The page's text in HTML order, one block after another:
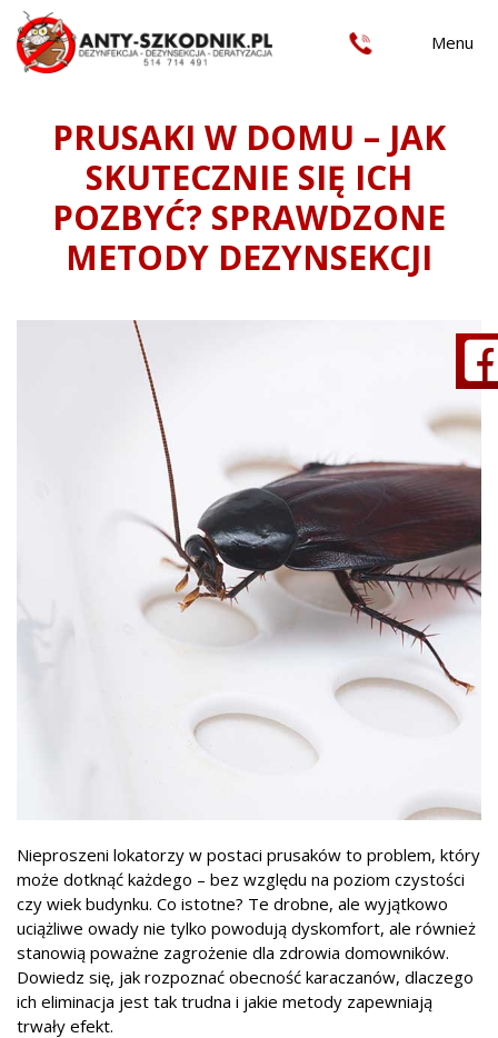
Menu
PRUSAKI W DOMU – JAK
SKUTECZNIE SIĘ ICH
POZBYĆ? SPRAWDZONE
METODY DEZYNSEKCJI
Nieproszeni lokatorzy w postaci prusaków to problem, który
może dotknąć każdego – bez względu na poziom czystości
czy wiek budynku. Co istotne? Te drobne, ale wyjątkowo
uciążliwe owady nie tylko powodują dyskomfort, ale również
stanowią poważne zagrożenie dla zdrowia domowników.
Dowiedz się, jak rozpoznać obecność karaczanów, dlaczego
ich eliminacja jest tak trudna i jakie metody zapewniają
trwały efekt.